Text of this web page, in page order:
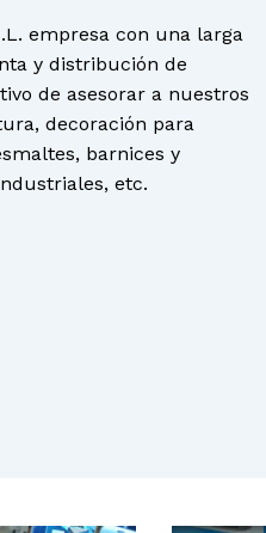
empresa con una larga
y distribución de
de asesorar a nuestros
decoración para
barnices y
etc.